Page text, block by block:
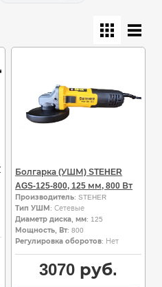
Болгарка (УШМ) STEHER
AGS-125-800, 125 мм, 800 Вт
Производитель: STEHER
Тип УШМ : Сетевые
Диаметр диска, мм: 125
Мощность, Вт: 800
Регулировка оборотов: Нет
3070руб.